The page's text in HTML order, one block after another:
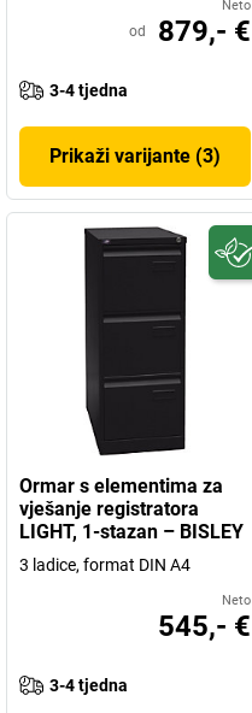
Neto
od 879,- €
3-4 tjedna
Prikaži varijante (3)
Ormar s elementima za
vješanje registratora
LIGHT, 1-stazan – BISLEY
3 ladice, format DIN A4
Neto
545,- €
3-4 tjedna